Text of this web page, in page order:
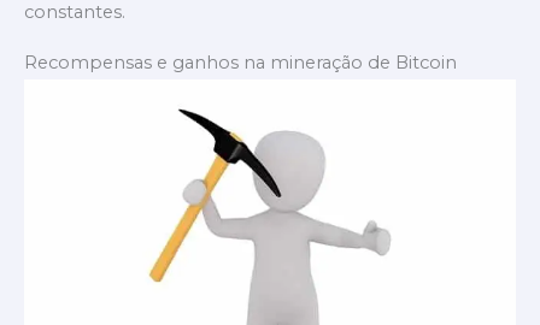
constantes.
Recompensas e ganhos na mineração de Bitcoin